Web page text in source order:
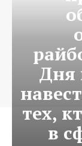
Дня
тех,
в